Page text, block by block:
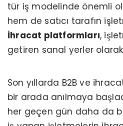
tür iş modelinde önemli
hem de satıcı tarafın
İhracat platformları,
getiren sanal yerler
Son yıllarda B2B ve
bir arada anılmaya
her geçen gün daha da